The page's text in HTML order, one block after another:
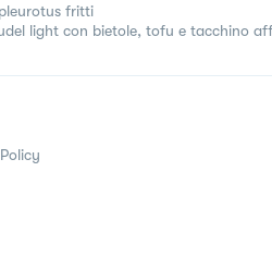
fritti
light con bietole, tofu e tacchino